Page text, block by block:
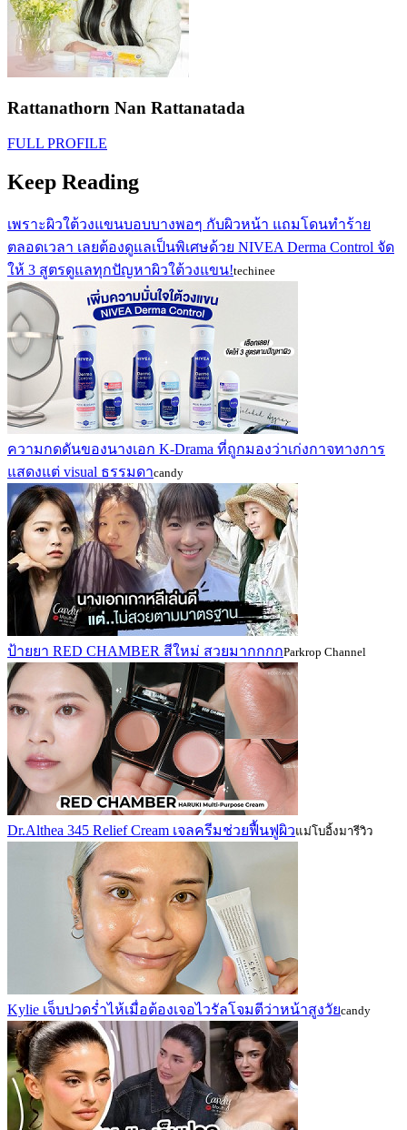
Rattanathorn Nan Rattanatada
FULL PROFILE
Keep Reading
เพราะผิวใต้วงแขนบอบบางพอๆ กับผิวหน้า แถมโดนทำร้าย
ตลอดเวลา เลยต้องดูแลเป็นพิเศษด้วย NIVEA Derma Control จัด
ให้ 3 สูตรดูแลทุกปัญหาผิวใต้วงแขน!techinee
ความกดดันของนางเอก K-Drama ที่ถูกมองว่าเก่งกาจทางการ
แสดงแต่ visual ธรรมดาcandy
ป้ายยา RED CHAMBER สีใหม่ สวยมากกกกParkrop Channel
Dr.Althea 345 Relief Cream เจลครีมช่วยฟื้นฟูผิวแม่โบอิ้งมารีวิว
Kylie เจ็บปวดร่ำไห้เมื่อต้องเจอไวรัลโจมตีว่าหน้าสูงวัยcandy